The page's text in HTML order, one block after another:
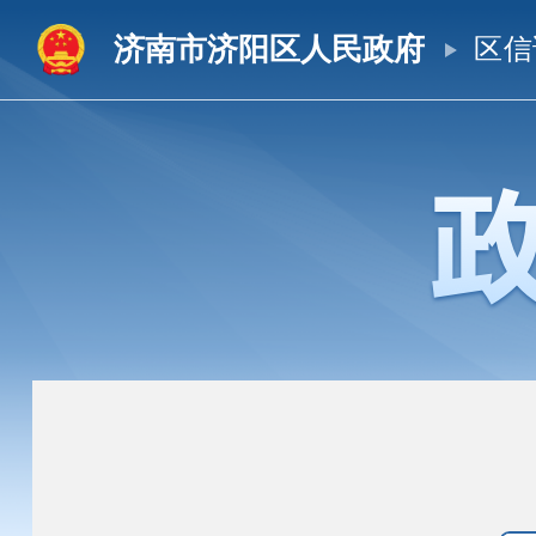
济南市济阳区人民政府 区